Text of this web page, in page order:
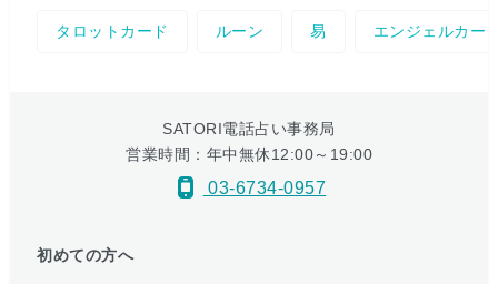
タロットカード ルーン 易 エンジェルカー
SATORI電話占い事務局
営業時間：年中無休12:00～19:00
03-6734-0957
初めての方へ